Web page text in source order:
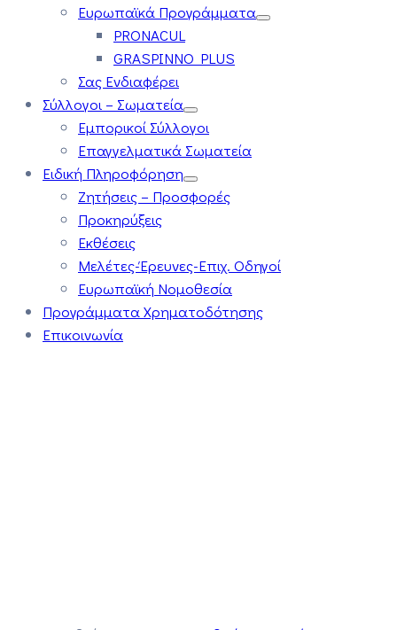
Ευρωπαϊκά Προγράμματα
PRONACUL
GRASPINNO PLUS
Σας Ενδιαφέρει
Σύλλογοι – Σωματεία
Εμπορικοί Σύλλογοι
Επαγγελματικά Σωματεία
Ειδική Πληροφόρηση
Ζητήσεις – Προσφορές
Προκηρύξεις
Εκθέσεις
Μελέτες-Έρευνες-Επιχ. Οδηγοί
Ευρωπαϊκή Νομοθεσία
Προγράμματα Χρηματοδότησης
Επικοινωνία